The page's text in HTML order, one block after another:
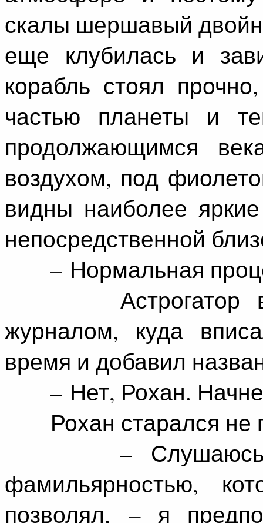
скалы шершавый
еще клубилась и
корабль стоял
частью планеты и
продолжающимся
воздухом, под
видны наиболее
непосредственной
– Нормальная
Астрогатор
журналом, куда
время и добавил
– Нет, Рохан.
Рохан старался не
– Слушаюсь.
фамильярностью,
позволял, – я